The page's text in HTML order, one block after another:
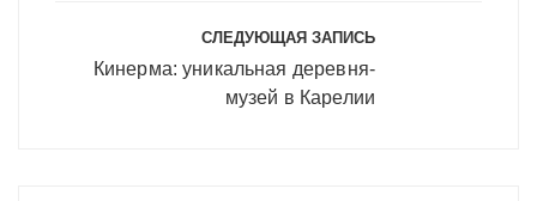
СЛЕДУЮЩАЯ ЗАПИСЬ
Кинерма: уникальная деревня-
музей в Карелии